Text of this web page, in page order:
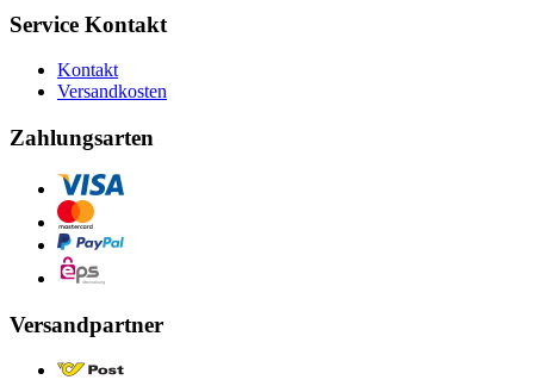
Service Kontakt
Kontakt
Versandkosten
Zahlungsarten
Versandpartner